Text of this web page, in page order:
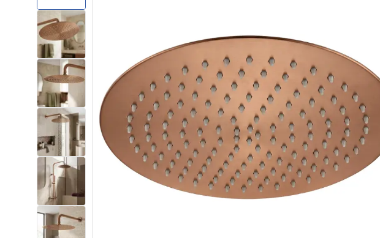
Душ корита
Линейни сифони
Комплект тоалетна чиния с
биде WC
Умивалници
Вани и Паравани
Смесители за баня